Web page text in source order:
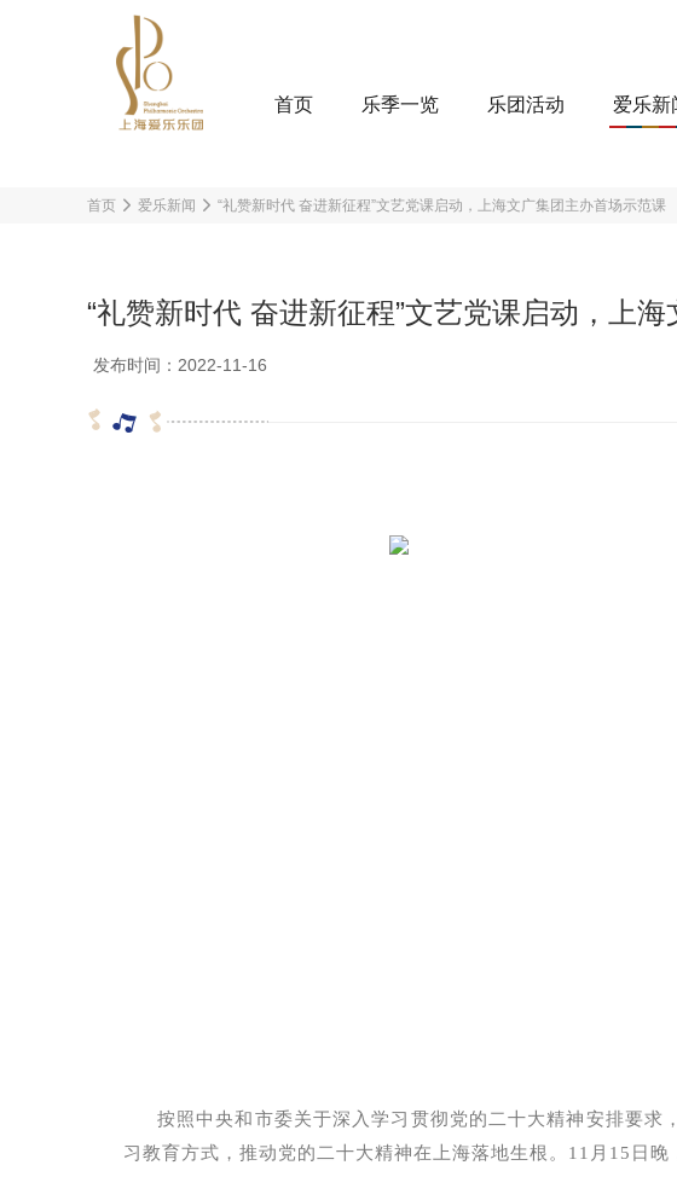
首页 乐季一览 乐团活动 爱乐新
首页 爱乐新闻 “礼赞新时代 奋进新征程”文艺党课启动，上海文广集团主办首场示范课
“礼赞新时代 奋进新征程”文艺党课启动，上
发布时间：2022-11-16
按照中央和市委关于深入学习贯彻党的二十大精神安排要
习教育方式，推动党的二十大精神在上海落地生根。11月15日晚